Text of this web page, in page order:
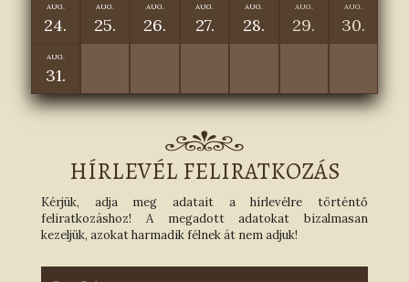
AUG.
24.
AUG.
25.
AUG.
26.
AUG.
27.
AUG.
28.
AUG.
29.
AUG.
30.
AUG.
31.
HÍRLEVÉL FELIRATKOZÁS
Kérjük, adja meg adatait a hírlevélre történtő
feliratkozáshoz! A megadott adatokat bizalmasan
kezeljük, azokat harmadik félnek át nem adjuk!